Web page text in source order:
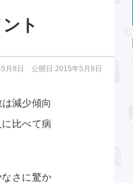
ト
5月8日 公開日:2015年5月8日
減少傾向
比べて病
さに驚か